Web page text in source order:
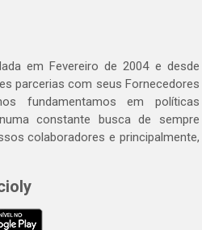
em Fevereiro de 2004 e desde
parcerias com seus Fornecedores
fundamentamos em políticas
constante busca de sempre
colaboradores e principalmente,